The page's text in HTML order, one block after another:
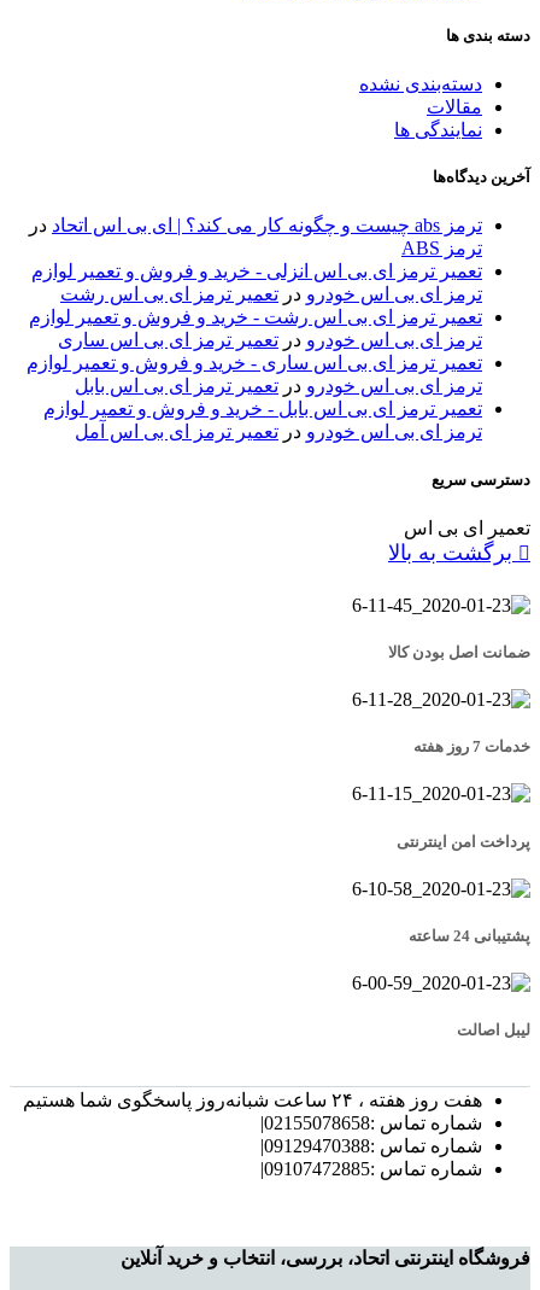
دسته بندی ها
دسته‌بندی نشده
مقالات
نمایندگی ها
آخرین دیدگاه‌ها
ترمز abs چیست و چگونه کار می کند؟ | ای بی اس اتحاد
در
ترمز ABS
تعمیر ترمز ای بی اس انزلی - خرید و فروش و تعمیر لوازم
ترمز ای بی اس خودرو در تعمیر ترمز ای بی اس رشت
تعمیر ترمز ای بی اس رشت - خرید و فروش و تعمیر لوازم
ترمز ای بی اس خودرو در تعمیر ترمز ای بی اس ساری
تعمیر ترمز ای بی اس ساری - خرید و فروش و تعمیر لوازم
ترمز ای بی اس خودرو در تعمیر ترمز ای بی اس بابل
تعمیر ترمز ای بی اس بابل - خرید و فروش و تعمیر لوازم
ترمز ای بی اس خودرو در تعمیر ترمز ای بی اس آمل
دسترسی سریع
تعمیر ای بی اس
برگشت به بالا
ضمانت اصل بودن کالا
خدمات 7 روز هفته
پرداخت امن اینترنتی
پشتیبانی 24 ساعته
لیبل اصالت
هفت روز هفته ، ۲۴ ساعت شبانه‌روز پاسخگوی شما هستیم
شماره تماس :02155078658|
شماره تماس :09129470388|
شماره تماس :09107472885|
فروشگاه اینترنتی اتحاد، بررسی، انتخاب و خرید آنلاین